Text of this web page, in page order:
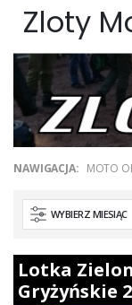
Zloty
NAWIGACJA: MOTO
WYBIERZ MIESIĄC
Lotka
Gryżyńskie